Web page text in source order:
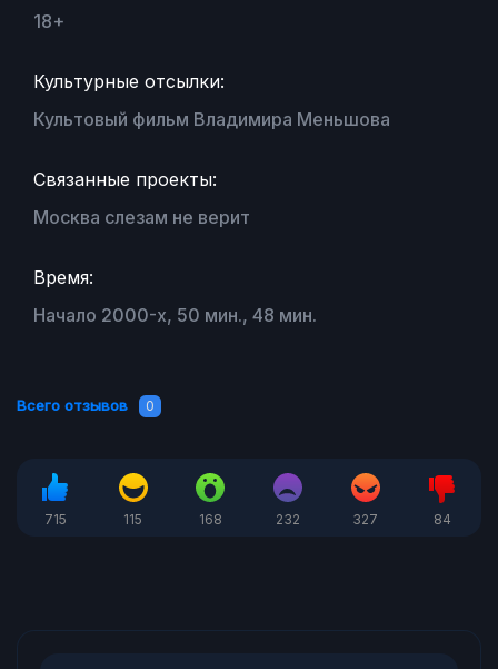
18+
Культурные отсылки:
Культовый фильм Владимира Меньшова
Связанные проекты:
Москва слезам не верит
Время:
Начало 2000-х, 50 мин., 48 мин.
Всего отзывов 0
715 115 168 232 327 84